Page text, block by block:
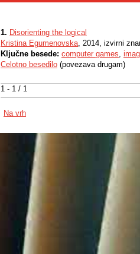
1 - 1 / 1
1. Disorienting the logical
Kristina Egumenovska, 2014, izvirni
Ključne besede: computer games,
Celotno besedilo (povezava drugam)
Na vrh